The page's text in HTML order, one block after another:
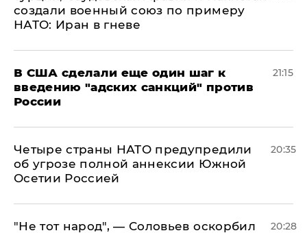
создали военный союз по примеру
НАТО: Иран в гневе
В США сделали еще один шаг к
введению "адских санкций" против
России
21:15
Четыре страны НАТО предупредили
об угрозе полной аннексии Южной
Осетии Россией
20:35
​"Не тот народ", — Соловьев оскорбил 20:28